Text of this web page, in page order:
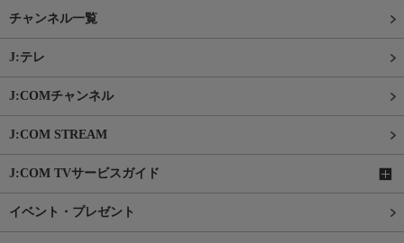
チャンネル一覧
J:テレ
J:COMチャンネル
J:COM STREAM
J:COM TVサービスガイド
イベント・プレゼント